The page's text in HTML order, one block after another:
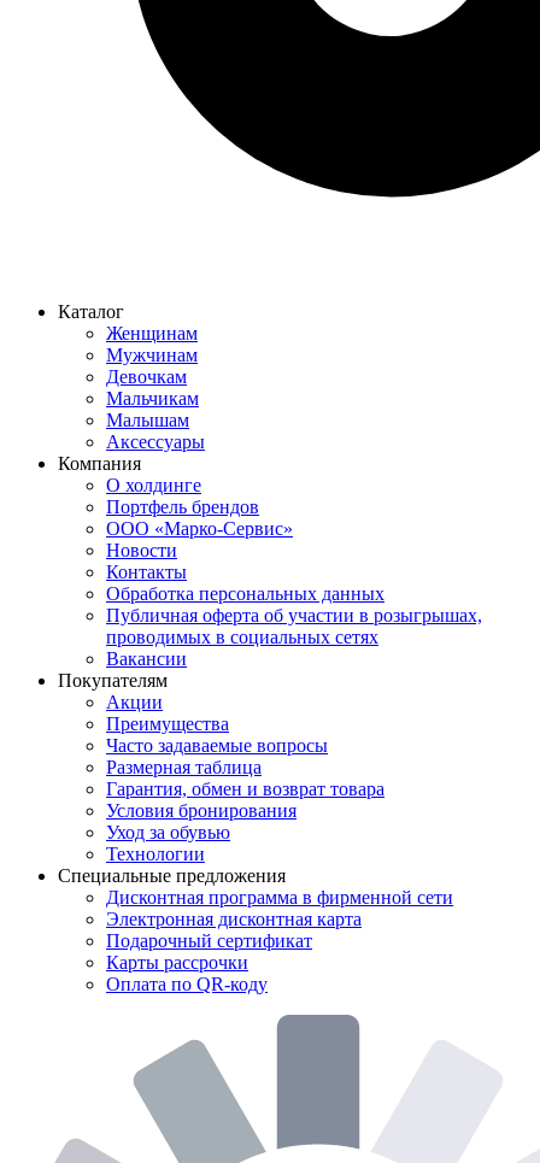
Каталог
Женщинам
Мужчинам
Девочкам
Мальчикам
Малышам
Аксессуары
Компания
О холдинге
Портфель брендов
ООО «Марко-Сервис»
Новости
Контакты
Обработка персональных данных
Публичная оферта об участии в розыгрышах,
проводимых в социальных сетях
Вакансии
Покупателям
Акции
Преимущества
Часто задаваемые вопросы
Размерная таблица
Гарантия, обмен и возврат товара
Условия бронирования
Уход за обувью
Технологии
Специальные предложения
Дисконтная программа в фирменной сети
Электронная дисконтная карта
Подарочный сертификат
Карты рассрочки
Оплата по QR-коду